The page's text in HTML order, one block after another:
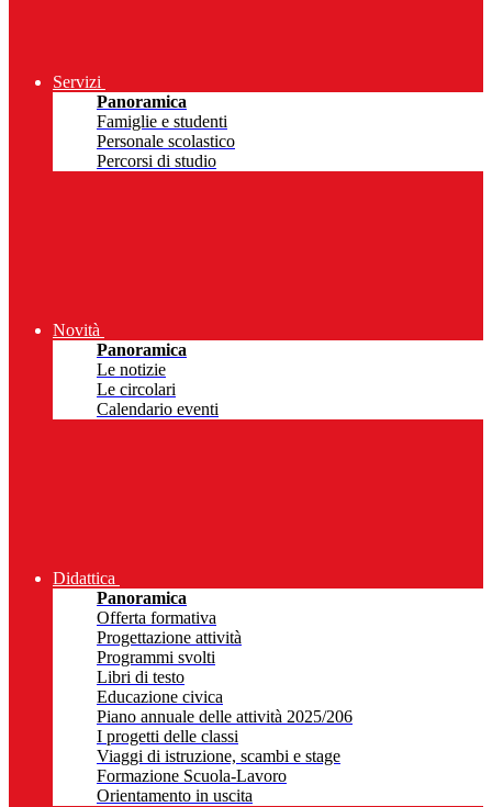
Servizi
Panoramica
Famiglie e studenti
Personale scolastico
Percorsi di studio
Novità
Panoramica
Le notizie
Le circolari
Calendario eventi
Didattica
Panoramica
Offerta formativa
Progettazione attività
Programmi svolti
Libri di testo
Educazione civica
Piano annuale delle attività 2025/206
I progetti delle classi
Viaggi di istruzione, scambi e stage
Formazione Scuola-Lavoro
Orientamento in uscita